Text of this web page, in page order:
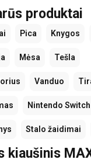
produktai
Pica Knygos
Mėsa Tešla
Vanduo
Nintendo Switch
Stalo žaidimai
kiaušinis